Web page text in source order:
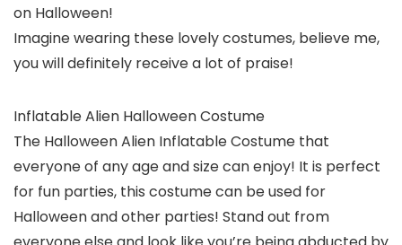
on Halloween!
Imagine wearing these lovely costumes, believe me,
you will definitely receive a lot of praise!
Inflatable Alien Halloween Costume
The Halloween Alien Inflatable Costume that
everyone of any age and size can enjoy! It is perfect
for fun parties, this costume can be used for
Halloween and other parties! Stand out from